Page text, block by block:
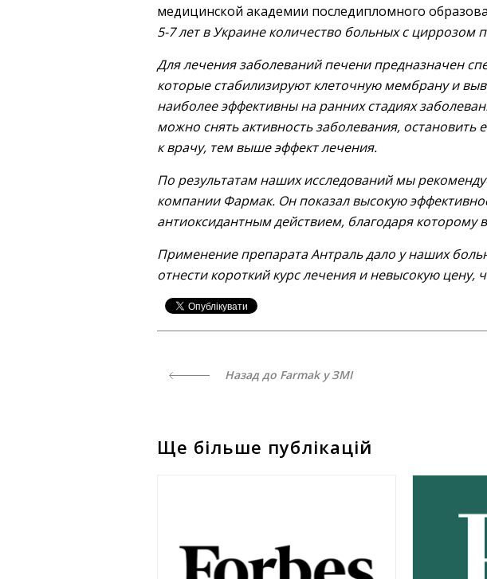
медицинской академии последипломного
5-7 лет в Украине количество больных с циррозом
Для лечения заболеваний печени предназначен
которые стабилизируют клеточную мембрану и
наиболее эффективны на ранних стадиях
можно снять активность заболевания,
к врачу, тем выше эффект лечения.
По результатам наших исследований мы
компании Фармак. Он показал высокую
антиоксидантным действием, благодаря которому
Применение препарата Антраль дало у наших
отнести короткий курс лечения и невысокую
Назад до Farmak у ЗМІ
Ще більше публікацій